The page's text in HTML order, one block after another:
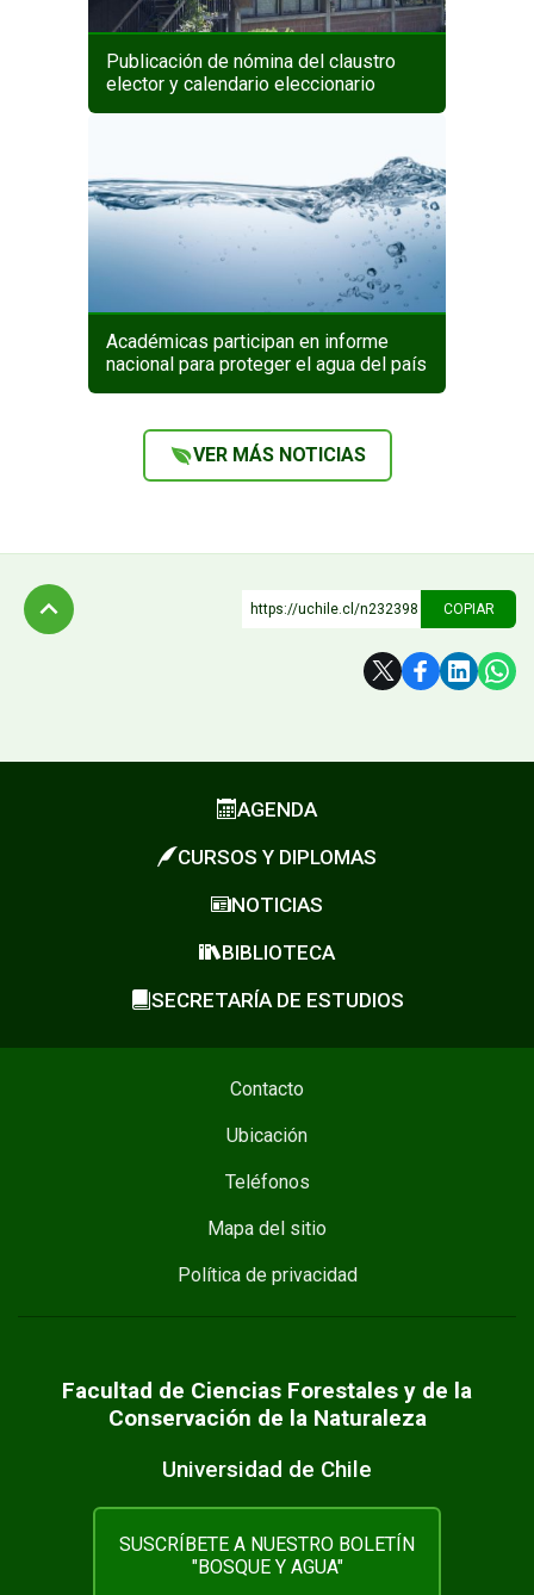
Publicación de nómina del claustro
elector y calendario eleccionario
Académicas participan en informe
nacional para proteger el agua del país
VER MÁS NOTICIAS
https://uchile.cl/n232398 COPIAR
AGENDA
CURSOS Y DIPLOMAS
NOTICIAS
BIBLIOTECA
SECRETARÍA DE ESTUDIOS
Contacto
Ubicación
Teléfonos
Mapa del sitio
Política de privacidad
Facultad de Ciencias Forestales y de la
Conservación de la Naturaleza
Universidad de Chile
SUSCRÍBETE A NUESTRO BOLETÍN
"BOSQUE Y AGUA"